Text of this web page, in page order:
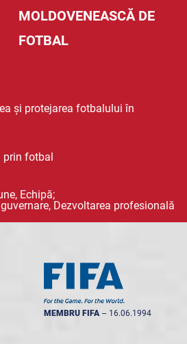
MOLDOVENEASCĂ DE
FOTBAL
și protejarea fotbalului în
prin fotbal
Echipă;
Dezvoltarea profesională
MEMBRU FIFA -- 16.06.1994